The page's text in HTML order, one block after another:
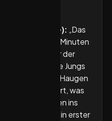
N-Lübbecke): „Das
uns, denn 55 Minuten
Was wir vor der
konnten die Jungs
und Kasper Haugen
sehr gut agiert, was
angeschlagen ins
Wenngleich es in erster